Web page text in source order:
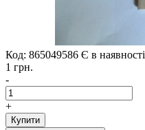
Код: 865049586 Є в наявності
1 грн.
-
+
Купити